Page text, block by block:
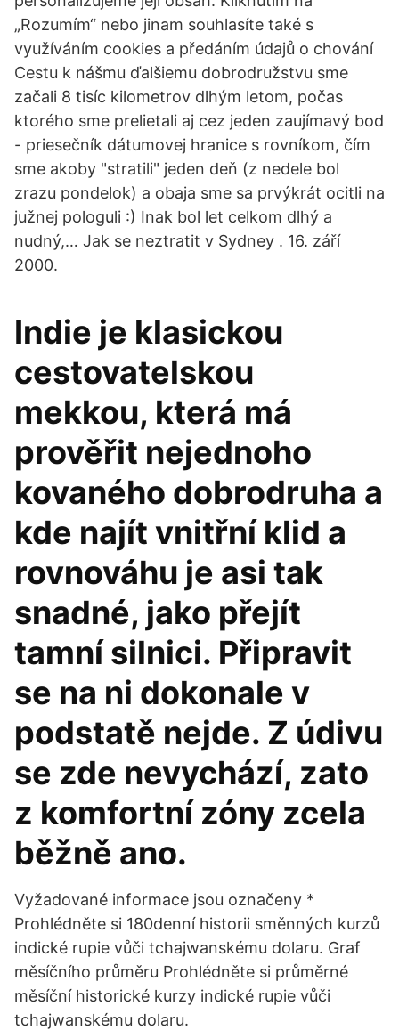
„Rozumím“ nebo jinam souhlasíte také s
využíváním cookies a předáním údajů o chování
Cestu k nášmu ďalšiemu dobrodružstvu sme
začali 8 tisíc kilometrov dlhým letom, počas
ktorého sme prelietali aj cez jeden zaujímavý bod
- priesečník dátumovej hranice s rovníkom, čím
sme akoby "stratili" jeden deň (z nedele bol
zrazu pondelok) a obaja sme sa prvýkrát ocitli na
južnej pologuli :) Inak bol let celkom dlhý a
nudný,… Jak se neztratit v Sydney . 16. září
2000.
Indie je klasickou
cestovatelskou
mekkou, která má
prověřit nejednoho
kovaného dobrodruha a
kde najít vnitřní klid a
rovnováhu je asi tak
snadné, jako přejít
tamní silnici. Připravit
se na ni dokonale v
podstatě nejde. Z údivu
se zde nevychází, zato
z komfortní zóny zcela
běžně ano.
Vyžadované informace jsou označeny *
Prohlédněte si 180denní historii směnných kurzů
indické rupie vůči tchajwanskému dolaru. Graf
měsíčního průměru Prohlédněte si průměrné
měsíční historické kurzy indické rupie vůči
tchajwanskému dolaru.